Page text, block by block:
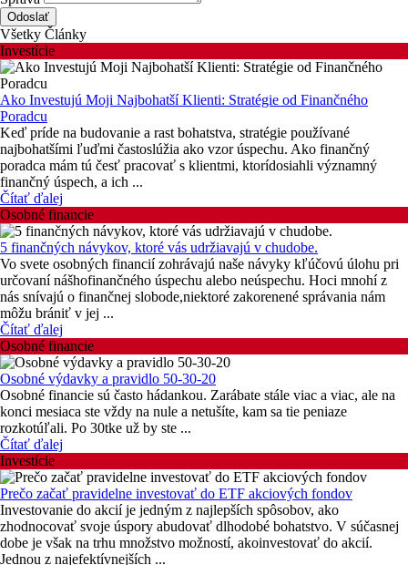
Odoslať
Všetky Články
Investície
Ako Investujú Moji Najbohatší Klienti: Stratégie od Finančného
Poradcu
Keď príde na budovanie a rast bohatstva, stratégie používané
najbohatšími ľuďmi častoslúžia ako vzor úspechu. Ako finančný
poradca mám tú česť pracovať s klientmi, ktorídosiahli významný
finančný úspech, a ich ...
Čítať ďalej
Osobné financie
5 finančných návykov, ktoré vás udržiavajú v chudobe.
Vo svete osobných financií zohrávajú naše návyky kľúčovú úlohu pri
určovaní nášhofinančného úspechu alebo neúspechu. Hoci mnohí z
nás snívajú o finančnej slobode,niektoré zakorenené správania nám
môžu brániť v jej ...
Čítať ďalej
Osobné financie
Osobné výdavky a pravidlo 50-30-20
Osobné financie sú často hádankou. Zarábate stále viac a viac, ale na
konci mesiaca ste vždy na nule a netušíte, kam sa tie peniaze
rozkotúľali. Po 30tke už by ste ...
Čítať ďalej
Investície
Prečo začať pravidelne investovať do ETF akciových fondov
Investovanie do akcií je jedným z najlepších spôsobov, ako
zhodnocovať svoje úspory abudovať dlhodobé bohatstvo. V súčasnej
dobe je však na trhu množstvo možností, akoinvestovať do akcií.
Jednou z najefektívnejších ...